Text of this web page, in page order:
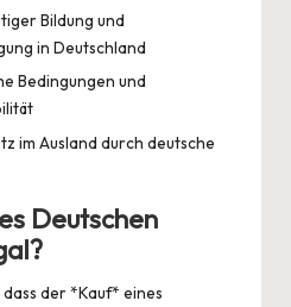
Bildung und
in Deutschland
Bedingungen und
im Ausland durch deutsche
Deutschen
der *Kauf* eines